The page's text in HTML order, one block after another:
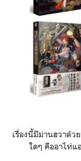
เรื่องนี้มีม่านฮวาด้ว
ใดๆ คืออาไท่แ